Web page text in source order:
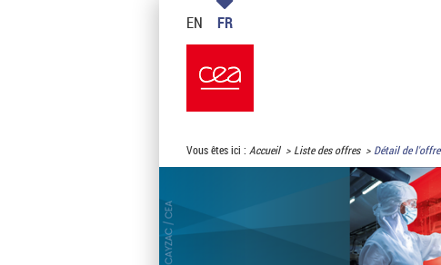
EN FR
Vous êtes ici : Accueil Liste des offres Détail de l'offre